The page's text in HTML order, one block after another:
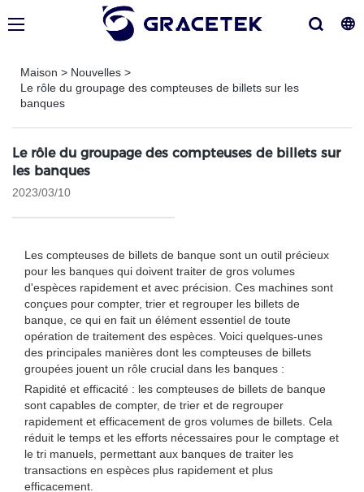
Maison > Nouvelles >
Le rôle du groupage des compteuses de billets sur les
banques
Le rôle du groupage des compteuses de billets sur
les banques
2023/03/10
Les compteuses de billets de banque sont un outil précieux
pour les banques qui doivent traiter de gros volumes
d'espèces rapidement et avec précision. Ces machines sont
conçues pour compter, trier et regrouper les billets de
banque, ce qui en fait un élément essentiel de toute
opération de traitement des espèces. Voici quelques-unes
des principales manières dont les compteuses de billets
groupées jouent un rôle crucial dans les banques :
Rapidité et efficacité : les compteuses de billets de banque
sont capables de compter, de trier et de regrouper
rapidement et efficacement de gros volumes de billets. Cela
réduit le temps et les efforts nécessaires pour le comptage et
le tri manuels, permettant aux banques de traiter les
transactions en espèces plus rapidement et plus
efficacement.